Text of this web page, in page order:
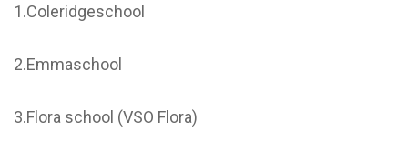
1.Coleridgeschool
2.Emmaschool
3.Flora school (VSO Flora)